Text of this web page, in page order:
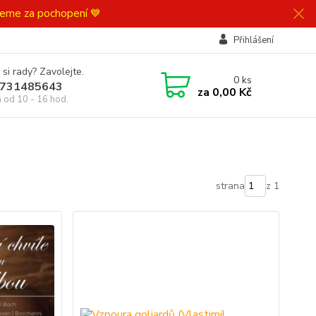
za pochopení 💙
Přihlášení
rady? Zavolejte.
od 10 - 16 hod.
0ks
za 0,00 Kč
strana z 1